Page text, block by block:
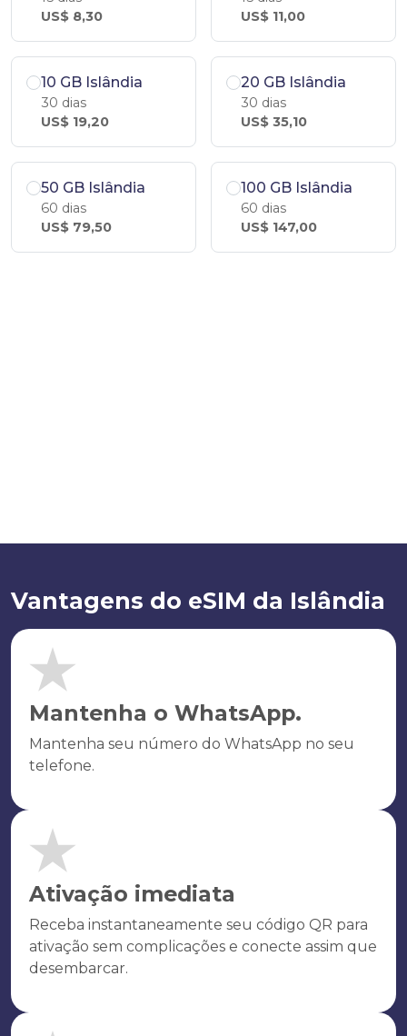
US$ 8,30
US$ 11,00
10 GB Islândia
30 dias
US$ 19,20
20 GB Islândia
30 dias
US$ 35,10
50 GB Islândia
60 dias
US$ 79,50
100 GB Islândia
60 dias
US$ 147,00
Vantagens do eSIM da Islândia
Mantenha o WhatsApp.
Mantenha seu número do WhatsApp no seu
telefone.
Ativação imediata
Receba instantaneamente seu código QR para
ativação sem complicações e conecte assim que
desembarcar.